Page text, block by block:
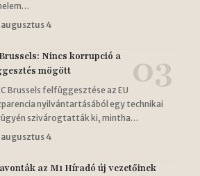
4
Nincs korrupció a
mögött
Brussels felfüggesztése az EU
nyilvántartásából egy technikai
szivárogtatták ki, mintha…
4
az M1 Híradó új vezetőinek